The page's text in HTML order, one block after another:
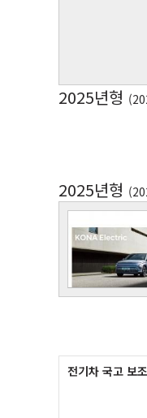
2025년형
2025년형
전기차 국고 보